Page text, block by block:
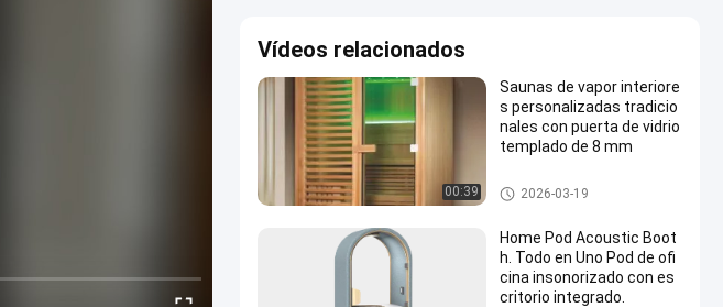
Vídeos relacionados
00:39
Saunas de vapor interiore
s personalizadas tradicio
nales con puerta de vidrio
templado de 8 mm
Salones de sauna de vapor
2026-03-19
Home Pod Acoustic Boot
h. Todo en Uno Pod de ofi
cina insonorizado con es
critorio integrado.